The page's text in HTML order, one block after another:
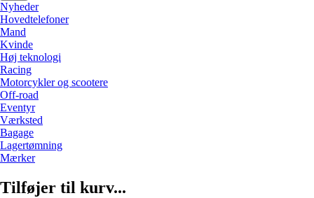
Nyheder
Hovedtelefoner
Mand
Kvinde
Høj teknologi
Racing
Motorcykler og scootere
Off-road
Eventyr
Værksted
Bagage
Lagertømning
Mærker
Tilføjer til kurv...